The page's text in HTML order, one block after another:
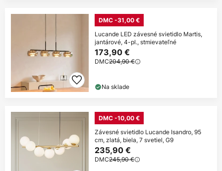
DMC -31,00 €
Lucande LED závesné svietidlo Martis,
jantárové, 4-pl., stmievateľné
173,90 €
DMC204,90 €
Na sklade
DMC -10,00 €
Závesné svietidlo Lucande Isandro, 95
cm, zlatá, biela, 7 svetiel, G9
235,90 €
DMC245,90 €